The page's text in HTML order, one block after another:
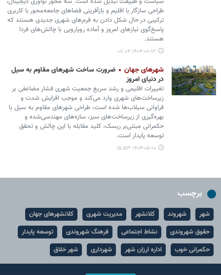
طراحی سازگار با اقلیم و بازآفرینی فضاهای جامعه‌محور با کاربری
ترکیبی در حال شکل دادن به فرم‌های شهری جدیدی هستند که
پاسخ‌گوی نیازهای امروز و آماده رویارویی با چالش‌های فردا
هستند.
۱۴۰۴-۰۸-۱۲ ۰۸:۰۴
شهرهای جهان
ضرورت ساخت شهرهای مقاوم به سیل
در دنیای امروز
تغییرات اقلیمی و رشد سریع جمعیت شهری فشار مضاعفی بر
زیرساخت‌های شهری وارد می‌کند و موجب افزایش شدت و
فراوانی سیلاب‌ها شده است، طراحی شهرهای مقاوم به سیل با
بهره‌گیری از زیرساخت‌های سبز، سازه‌های مهندسی‌شده و
حکمرانی مبتنی‌بر ریسک، کلید مقابله با این چالش و تحقق
توسعه پایدار است.
۱۴۰۴-۰۵-۱۰ ۱۵:۵۳
برچسب
شهر شهروند کلانشهر مدیریت شهری
کلانشهرهای جهان
حقوق شهروندی
نشاط اجتماعی فرهنگ شهروندی
توسعه پایدار
حکمرانی خوب
اداره ارزان شهر شهرداری شهر خلاق